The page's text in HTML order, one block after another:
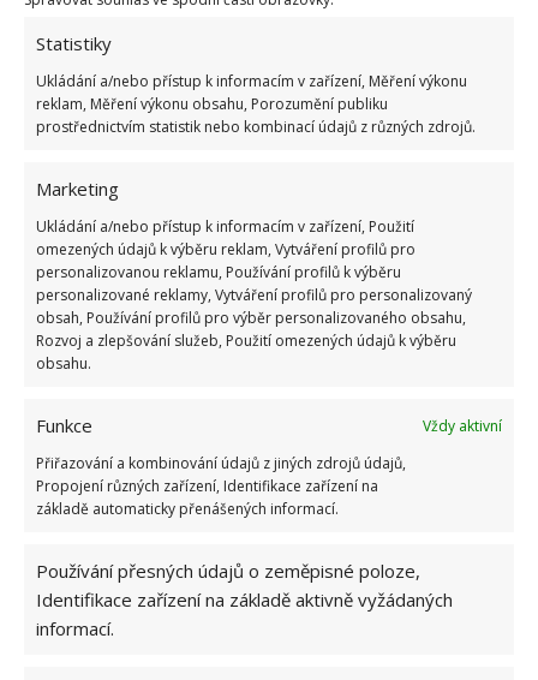
Statistiky
Ukládání a/nebo přístup k informacím v zařízení, Měření výkonu
reklam, Měření výkonu obsahu, Porozumění publiku
prostřednictvím statistik nebo kombinací údajů z různých zdrojů.
Marketing
Ukládání a/nebo přístup k informacím v zařízení, Použití
omezených údajů k výběru reklam, Vytváření profilů pro
personalizovanou reklamu, Používání profilů k výběru
personalizované reklamy, Vytváření profilů pro personalizovaný
obsah, Používání profilů pro výběr personalizovaného obsahu,
Rozvoj a zlepšování služeb, Použití omezených údajů k výběru
obsahu.
Funkce
Vždy aktivní
Přiřazování a kombinování údajů z jiných zdrojů údajů,
Propojení různých zařízení, Identifikace zařízení na
základě automaticky přenášených informací.
Používání přesných údajů o zeměpisné poloze,
Identifikace zařízení na základě aktivně vyžádaných
informací.
jakmile jednou orchidej někam umístíte, není dobré
její místo zase měnit.
ORCHIDEJE PĚSTOVÁNÍ ROSTLINY